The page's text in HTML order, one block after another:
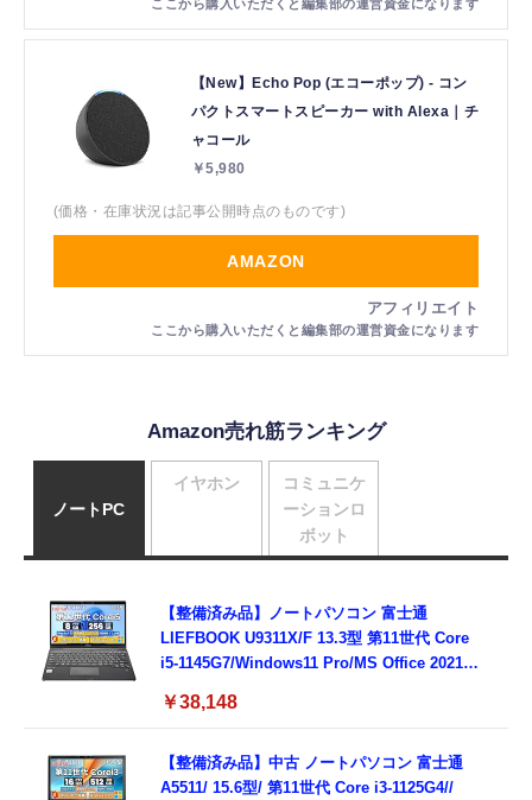
【New】Echo Pop (エコーポップ) - コン
パクトスマートスピーカー with Alexa｜チ
ャコール
￥5,980
(価格・在庫状況は記事公開時点のものです)
AMAZON
Amazon売れ筋ランキング
ノートPC
【整備済み品】ノートパソコン 富士通
LIEFBOOK U9311X/F 13.3型 第11世代 Core
i5-1145G7/Windows11 Pro/MS Office 2021搭
Type-C/360度回転対応/有線静音マウス付
8GB,SSD256GB)
￥38,148
【整備済み品】中古 ノートパソコン 富士通
A5511/ 15.6型/ 第11世代 Core i3-1125G4//
イヤホン
コミュニケ
ーションロ
ボット